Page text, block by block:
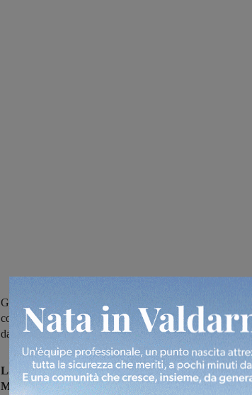
Gli azzurri fra le mura amiche superano 5-2 il Cascina
conquistano matematicamente i play-off, la Futsal
da Pistoia a mani vuote (sconfitta 6-3). Venerdì
La Fustal Sangiovannese batte in casa 5-2 il il
Montecalvoli(doppietta di Mattia Pasqui, doppietta di